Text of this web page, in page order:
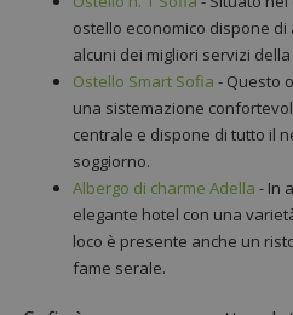
ostello economico dispone
alcuni dei migliori servizi della
Ostello Smart Sofia - Questo
una sistemazione
centrale e dispone di tutto il
soggiorno.
Albergo di charme Adella - In
elegante hotel con una
loco è presente anche un
fame serale.